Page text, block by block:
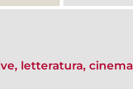
letteratura, cinema